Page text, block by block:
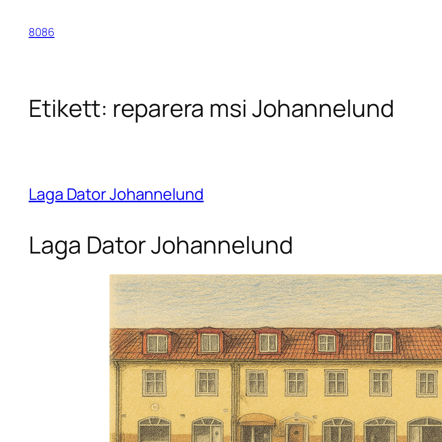
innehåll
8086
Etikett: reparera msi Johannelund
Laga Dator Johannelund
Laga Dator Johannelund